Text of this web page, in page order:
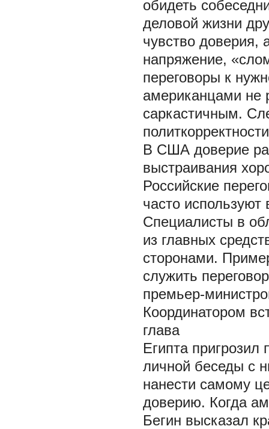
обидеть
деловой жизни
чувство доверия,
напряжение,
переговоры к
американцами не
саркастичным.
В США доверие
выстраивания
Российские
часто
Специалисты в
из главных
сторонами.
служить
премьер-
Координатором
глава
Египта
личной беседы с
нанести самому
доверию. Когда
Бегин высказал